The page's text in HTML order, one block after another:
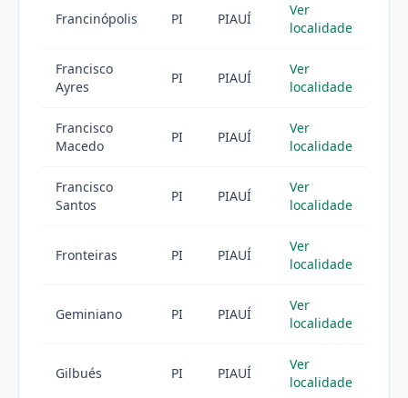
Francinópolis PI PIAUÍ
Ver
localidade
Francisco
Ayres
PI PIAUÍ
Ver
localidade
Francisco
Macedo
PI PIAUÍ
Ver
localidade
Francisco
Santos
PI PIAUÍ
Ver
localidade
Fronteiras PI PIAUÍ
Ver
localidade
Geminiano PI PIAUÍ
Ver
localidade
Gilbués PI PIAUÍ
Ver
localidade